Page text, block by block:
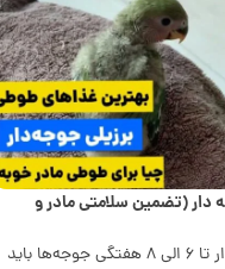
دار (تضمین سلامتی مادر و
غذای طوطی برزیلی جوجه دار تا ۶ الی ۸ هفتگی جوجه‌ها باید